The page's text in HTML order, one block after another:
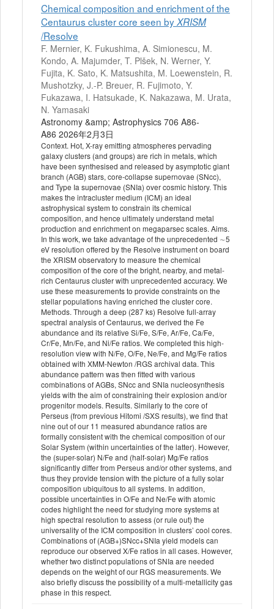
Chemical composition and enrichment of the
Centaurus cluster core seen byXRISM
/Resolve
F. Mernier, K. Fukushima, A. Simionescu, M.
Kondo, A. Majumder, T. Plšek, N. Werner, Y.
Fujita, K. Sato, K. Matsushita, M. Loewenstein, R.
Mushotzky, J.-P. Breuer, R. Fujimoto, Y.
Fukazawa, I. Hatsukade, K. Nakazawa, M. Urata,
N. Yamasaki
Astronomy &amp; Astrophysics 706 A86-
A86 2026年2月3日
Context. Hot, X-ray emitting atmospheres pervading
galaxy clusters (and groups) are rich in metals, which
have been synthesised and released by asymptotic giant
branch (AGB) stars, core-collapse supernovae (SNcc),
and Type Ia supernovae (SNIa) over cosmic history. This
makes the intracluster medium (ICM) an ideal
astrophysical system to constrain its chemical
composition, and hence ultimately understand metal
production and enrichment on megaparsec scales. Aims.
In this work, we take advantage of the unprecedented ∼5
eV resolution offered by the Resolve instrument on board
the XRISM observatory to measure the chemical
composition of the core of the bright, nearby, and metal-
rich Centaurus cluster with unprecedented accuracy. We
use these measurements to provide constraints on the
stellar populations having enriched the cluster core.
Methods. Through a deep (287 ks) Resolve full-array
spectral analysis of Centaurus, we derived the Fe
abundance and its relative Si/Fe, S/Fe, Ar/Fe, Ca/Fe,
Cr/Fe, Mn/Fe, and Ni/Fe ratios. We completed this high-
resolution view with N/Fe, O/Fe, Ne/Fe, and Mg/Fe ratios
obtained with XMM-Newton /RGS archival data. This
abundance pattern was then fitted with various
combinations of AGBs, SNcc and SNIa nucleosynthesis
yields with the aim of constraining their explosion and/or
progenitor models. Results. Similarly to the core of
Perseus (from previous Hitomi /SXS results), we find that
nine out of our 11 measured abundance ratios are
formally consistent with the chemical composition of our
Solar System (within uncertainties of the latter). However,
the (super-solar) N/Fe and (half-solar) Mg/Fe ratios
significantly differ from Perseus and/or other systems, and
thus they provide tension with the picture of a fully solar
composition ubiquitous to all systems. In addition,
possible uncertainties in O/Fe and Ne/Fe with atomic
codes highlight the need for studying more systems at
high spectral resolution to assess (or rule out) the
universality of the ICM composition in clusters’ cool cores.
Combinations of (AGB+)SNcc+SNIa yield models can
reproduce our observed X/Fe ratios in all cases. However,
whether two distinct populations of SNIa are needed
depends on the weight of our RGS measurements. We
also briefly discuss the possibility of a multi-metallicity gas
phase in this respect.